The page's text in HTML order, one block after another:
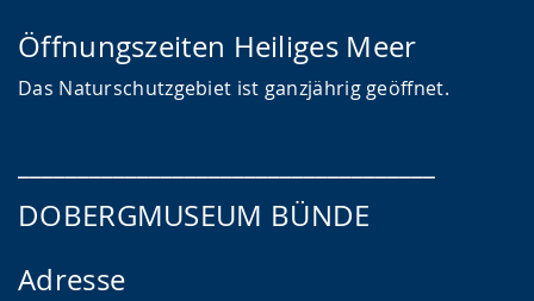
Öffnungszeiten Heiliges Meer
Das Naturschutzgebiet ist ganzjährig geöffnet.
DOBERGMUSEUM BÜNDE
Adresse